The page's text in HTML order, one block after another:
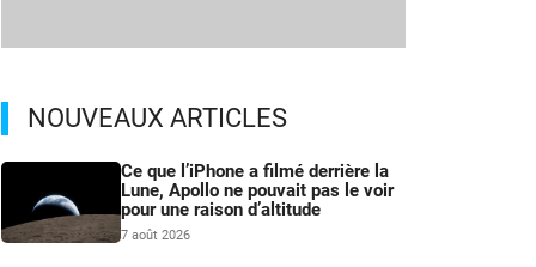
NOUVEAUX ARTICLES
Ce que l’iPhone a filmé derrière la
Lune, Apollo ne pouvait pas le voir
pour une raison d’altitude
7 août 2026